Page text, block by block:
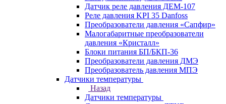
Датчик реле давления ДЕМ-107
Реле давления KPI 35 Danfoss
Преобразователи давления «Сапфир»
Малогабаритные преобразователи
давления «Кристалл»
Блоки питания БП/БКП-36
Преобразователи давления ДМЭ
Преобразователь давления МПЭ
Датчики температуры
Назад
Датчики температуры